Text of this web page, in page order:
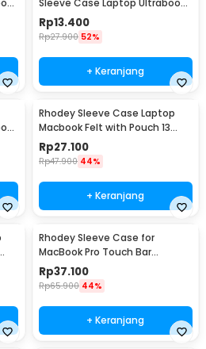
13 Inch - DA58
Rp13.400
Rp27.900 52%
+ Keranjang
Rhodey Sleeve Case Laptop
Macbook Felt with Pouch 13
Inch - AK01
Rp27.100
Rp47.900 44%
+ Keranjang
Rhodey Sleeve Case for
MacBook Pro Touch Bar
Neoprene with Pouch 13 Inch -
YG6005
Rp37.100
Rp65.900 44%
+ Keranjang